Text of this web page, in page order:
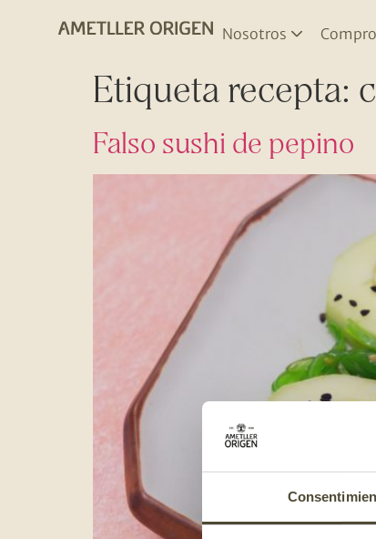
Nosotros
Etiqueta recepta:
Falso sushi de pepino